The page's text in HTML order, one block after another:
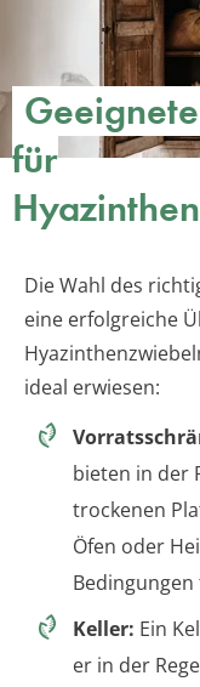
für
Die Wahl des
eine erfolgreiche
ideal erwiesen:
bieten in der
trockenen
Öfen oder
Keller: Ein
er in der